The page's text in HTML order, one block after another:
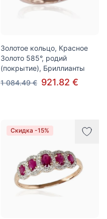
Золотое кольцо, Красное
Золото 585°, родий
(покрытие), Бриллианты
1 084.49 € 921.82 €
Скидка -15%